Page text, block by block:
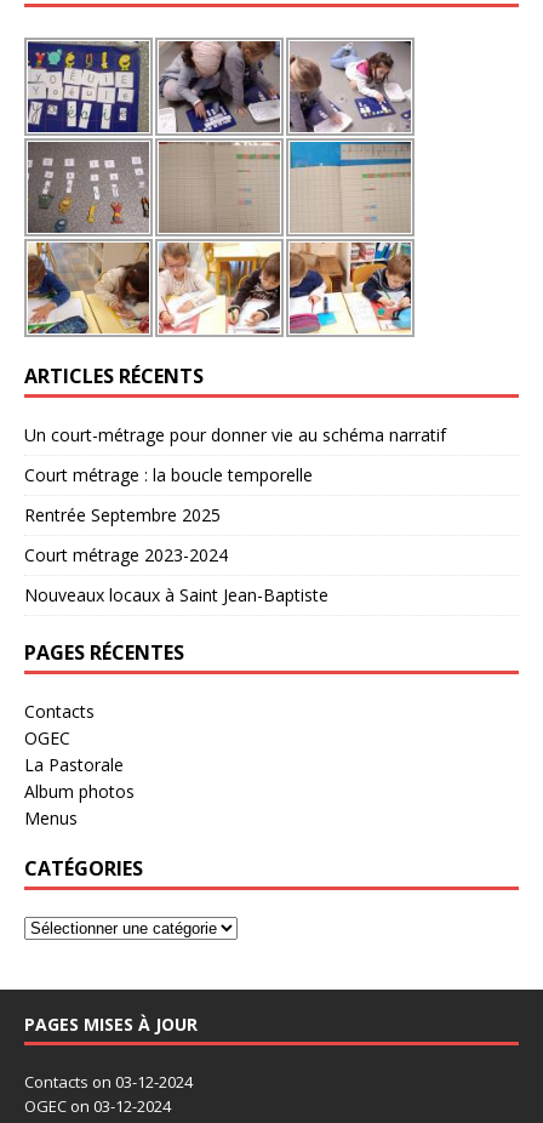
ARTICLES RÉCENTS
Un court-métrage pour donner vie au schéma narratif
Court métrage : la boucle temporelle
Rentrée Septembre 2025
Court métrage 2023-2024
Nouveaux locaux à Saint Jean-Baptiste
PAGES RÉCENTES
Contacts
OGEC
La Pastorale
Album photos
Menus
CATÉGORIES
PAGES MISES À JOUR
Contacts on 03-12-2024
OGEC on 03-12-2024